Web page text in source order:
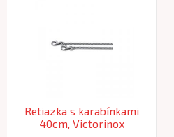
Retiazka s karabínkami
40cm, Victorinox